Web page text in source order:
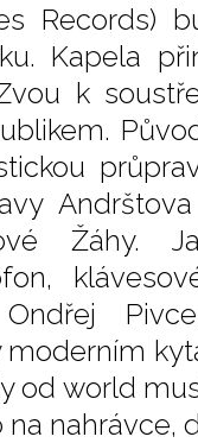
Records)
Kapela
k
Žáhy.
od world
nahrávce,